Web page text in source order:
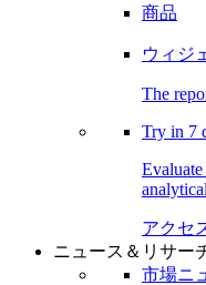
商品
ウィジ
The
Try in 7
アクセ
ニュース＆リサー
市場ニ